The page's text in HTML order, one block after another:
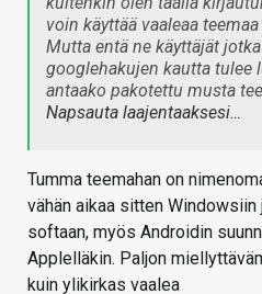
voin käyttää vaaleaa teemaa
Mutta entä ne käyttäjät
googlehakujen kautta tulee
antaako pakotettu musta
Napsauta laajentaaksesi…
Tumma teemahan on
vähän aikaa sitten Windowsiin
softaan, myös Androidin
Applelläkin. Paljon
kuin ylikirkas vaalea